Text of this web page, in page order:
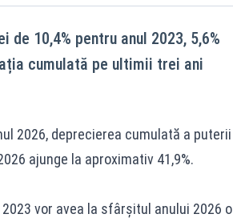
10,4% pentru anul 2023, 5,6%
cumulată pe ultimii trei ani
2026, deprecierea cumulată a puterii
ajunge la aproximativ 41,9%.
vor avea la sfârșitul anului 2026 o